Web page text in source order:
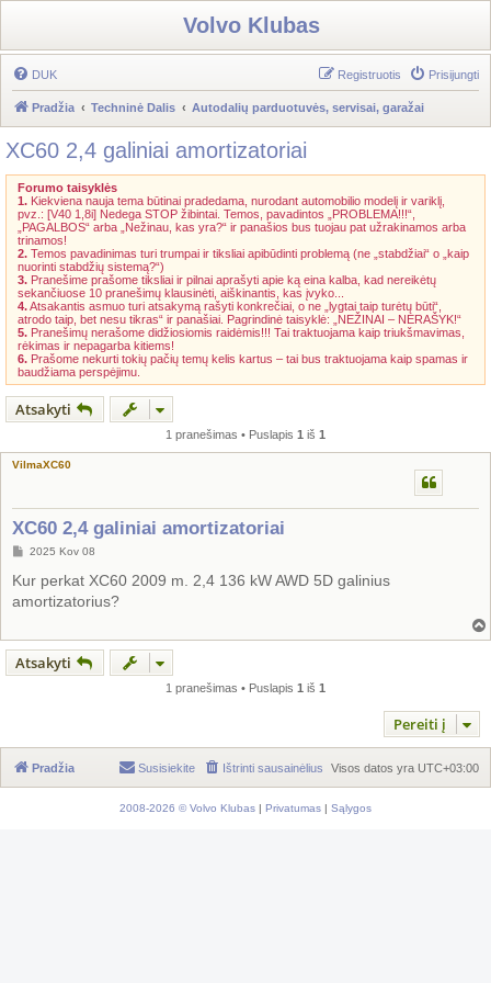
Volvo Klubas
DUK Prisijungti
Registruotis
Pradžia Techninė Dalis Autodalių parduotuvės, servisai, garažai
XC60 2,4 galiniai amortizatoriai
Forumo taisyklės
1. Kiekviena nauja tema būtinai pradedama, nurodant automobilio modelį ir variklį,
pvz.: [V40 1,8i] Nedega STOP žibintai. Temos, pavadintos „PROBLEMA!!!“,
„PAGALBOS“ arba „Nežinau, kas yra?“ ir panašios bus tuojau pat užrakinamos arba
trinamos!
2. Temos pavadinimas turi trumpai ir tiksliai apibūdinti problemą (ne „stabdžiai“ o „kaip
nuorinti stabdžių sistemą?“)
3. Pranešime prašome tiksliai ir pilnai aprašyti apie ką eina kalba, kad nereikėtų
sekančiuose 10 pranešimų klausinėti, aiškinantis, kas įvyko...
4.Atsakantis asmuo turi atsakymą rašyti konkrečiai, o ne „lygtai taip turėtų būti“,
atrodo taip, bet nesu tikras“ ir panašiai. Pagrindinė taisyklė: „NEŽINAI – NERAŠYK!“
5. Pranešimų nerašome didžiosiomis raidėmis!!! Tai traktuojama kaip triukšmavimas,
rėkimas ir nepagarba kitiems!
6. Prašome nekurti tokių pačių temų kelis kartus – tai bus traktuojama kaip spamas ir
baudžiama perspėjimu.
Atsakyti
1 pranešimas • Puslapis 1 iš 1
VilmaXC60
XC60 2,4 galiniai amortizatoriai
S
a
n
d
t
n
2025 Kov 08
Kur perkat XC60 2009 m. 2,4 136 kW AWD 5D galinius
amortizatorius?
Atsakyti
1 pranešimas • Puslapis 1 iš 1
Pereiti į
Pradžia Visos datos yra UTC+03:00
Ištrinti sausainėlius
Susisiekite
2008-2026 © Volvo Klubas | Privatumas | Sąlygos